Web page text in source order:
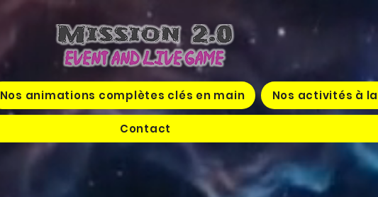
Nos animations complètes clés en main Nos activités à
Contact